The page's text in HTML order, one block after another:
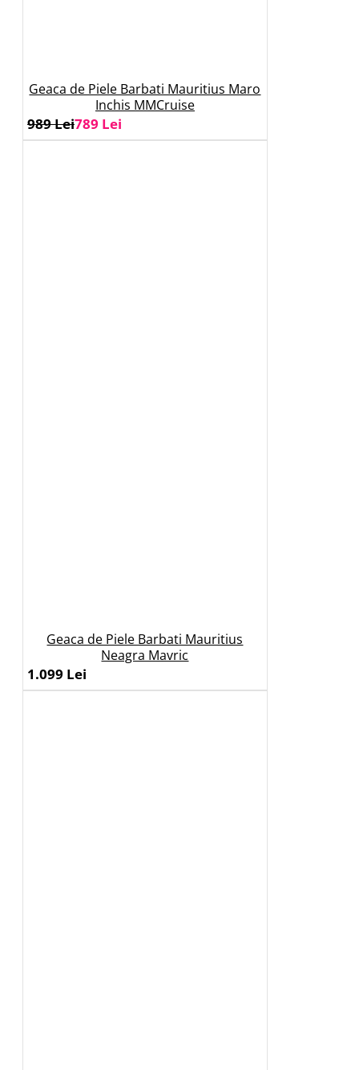
Geaca de Piele Barbati Mauritius Maro
Inchis MMCruise
789 Lei
989 Lei
Geaca de Piele Barbati Mauritius
Neagra Mavric
1.099 Lei